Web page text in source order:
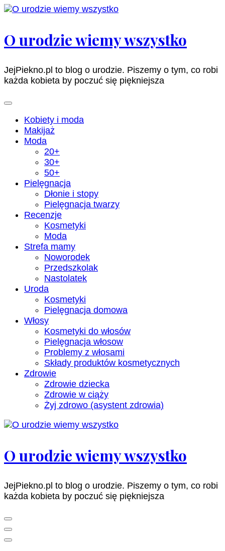
Pomiń
do
zawartości
enter)
O urodzie wiemy wszystko
JejPiekno.pl to blog o urodzie. Piszemy o tym, co robi
każda kobieta by poczuć się piękniejsza
Kobiety i moda
Makijaż
Moda
20+
30+
50+
Pielęgnacja
Dłonie i stopy
Pielęgnacja twarzy
Recenzje
Kosmetyki
Moda
Strefa mamy
Noworodek
Przedszkolak
Nastolatek
Uroda
Kosmetyki
Pielęgnacja domowa
Włosy
Kosmetyki do włosów
Pielęgnacja włosow
Problemy z włosami
Składy produktów kosmetycznych
Zdrowie
Zdrowie dziecka
Zdrowie w ciąży
Żyj zdrowo (asystent zdrowia)
O urodzie wiemy wszystko
JejPiekno.pl to blog o urodzie. Piszemy o tym, co robi
każda kobieta by poczuć się piękniejsza